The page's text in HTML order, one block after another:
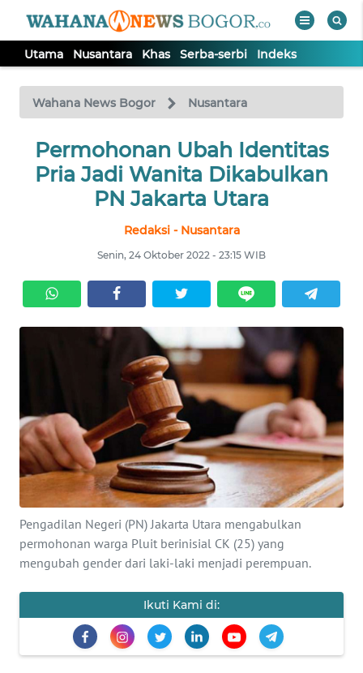
Utama Nusantara Khas Serba-serbi Indeks
Wahana News Bogor Nusantara
Permohonan Ubah Identitas
Pria Jadi Wanita Dikabulkan
PN Jakarta Utara
Redaksi - Nusantara
Senin, 24 Oktober 2022 - 23:15 WIB
Pengadilan Negeri (PN) Jakarta Utara mengabulkan
permohonan warga Pluit berinisial CK (25) yang
mengubah gender dari laki-laki menjadi perempuan.
Ikuti Kami di:
TV
Tutup
UTAMA
SERBA-
SERBI
KONTAK
KAMI
IKLAN
TENTANG
PEDOMAN
SIBER